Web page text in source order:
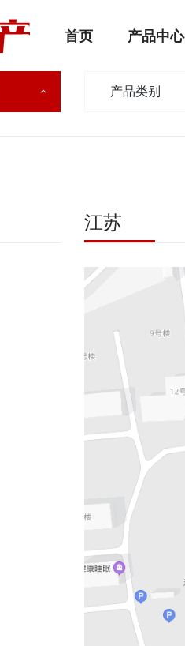
首页 产品中心
产品类别
江苏